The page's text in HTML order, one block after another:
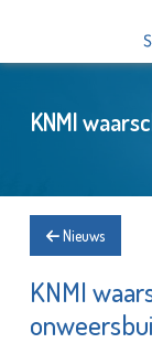
KNMI
Nieuws
KNMI